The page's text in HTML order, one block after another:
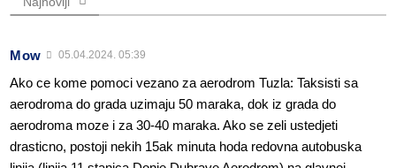
Mow 05.04.2024. 05:39
Ako ce kome pomoci vezano za aerodrom Tuzla: Taksisti sa
aerodroma do grada uzimaju 50 maraka, dok iz grada do
aerodroma moze i za 30-40 maraka. Ako se zeli ustedjeti
drasticno, postoji nekih 15ak minuta hoda redovna autobuska